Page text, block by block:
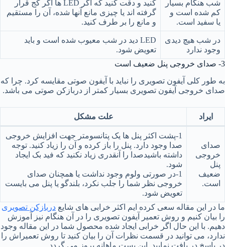
شب هنگام بسیار
کم شده است و
یا سفید است.
کنید و دقت کنید که اگر LED ها اگر کج قرار
گرفته اند یا چیزی مانع آنها شده، آن را مستقیم
و مانع را بر طرف کنید.
در شب هیچ دیدی
وجود ندارد
LED دید در شب معیوب شده است و باید
تعویض شود.
3- صدای خروجی پنل ضعیف است
به طور کلی آیفون تصویری را نباید با آیفون صوتی مقایسه کرد. چرا که
صدای خروجی آیفون تصویری بسیار کمتر از دربازکن صوتی می باشد.
ایراد علت مشکل
صدای
خروجی
پنل
ضعیف
است.
1-پشت اکثر پنل ها یک پتانسومتر جهت افزایش خروجی
صدا وجود دارد. پنل را باز کرده و آن را زیاد کنید. توجه
داشته باشیدصدا را آنقدری زیاد نکنید که فید بک ایجاد
شود.
1-در صورتی ولوم وجود نداشت یا همچنان صدای
خروجی نظر شما را جلب نکرد، بلندگو یا پنل می بایست
تعویض شود.
ما در این مقاله سعی کرده ایم اکثر خرابی های شایع دربازکن تصویری
را بیان کنیم و روش تعمیر آیفون تصویری را در آن هنگام نیز آموزش
دهیم. با این حال اگر خرابی ایجاد شده محصول شما در این مقاله وجود
ندارد، می توانید در قسمت نظرات آن را بیان کنید تا روش تعمیراش را